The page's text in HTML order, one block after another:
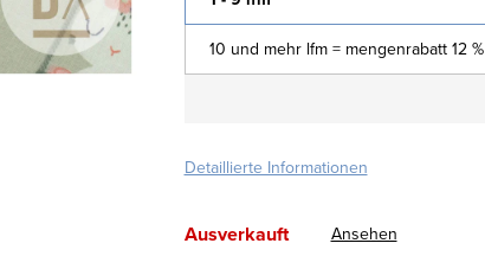
10 und mehr lfm = mengenrabatt 12 %
Detaillierte Informationen
Ausverkauft
Ansehen